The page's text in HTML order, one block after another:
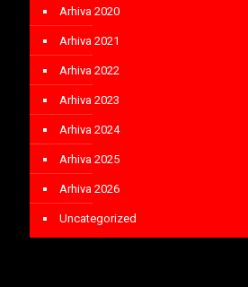
Arhiva 2020
Arhiva 2021
Arhiva 2022
Arhiva 2023
Arhiva 2024
Arhiva 2025
Arhiva 2026
Uncategorized